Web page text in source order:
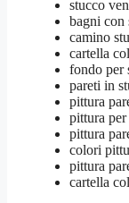
stucco
bagni con
camino
cartella
fondo per
pareti in
pittura
pittura per
pittura
colori
pittura
cartella